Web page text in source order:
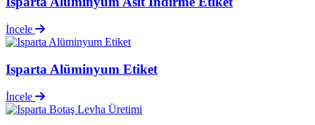
İncele
Isparta Alüminyum Etiket
İncele